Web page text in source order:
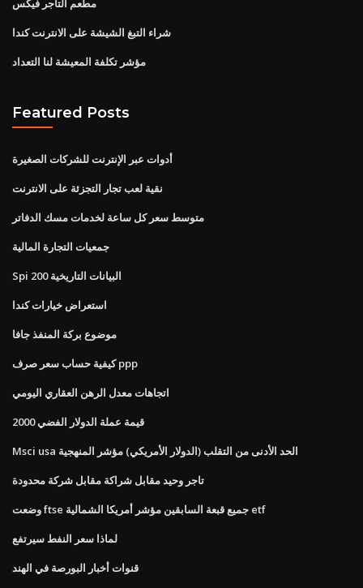
مطعم التاجر فيكس
شراء التبغ الشيشة على الانترنت كندا
مؤشر تكلفة المعيشة لنا التعداد
Featured Posts
أدوات عبر الإنترنت للشركات الصغيرة
نقية لعب تجار التجزئة على الانترنت
متوسط ​​سعر كل ساعة لخدمات مسك الدفاتر
جمعيات التجارة المالية
Spi 200 البيانات التاريخية
استعراض خيارات كندا
موضوع بركة المنفذ جافا
كيفية حساب سعر صرف ppp
اتجاهات معدل الرهن العقاري اليومي
قيمة عملة الدولار الفضي 2000
Msci usa الحد الأدنى من التقلب (الدولار الأمريكي) مؤشر المنهجية
تاجر وحيد مقابل شراكة مقابل شركة محدودة
وضعت ftse جميع قبعة السابقين مؤشر أمريكا الشمالية etf
لماذا سعر النفط سيرتفع
قنوات أخبار البورصة في الهند